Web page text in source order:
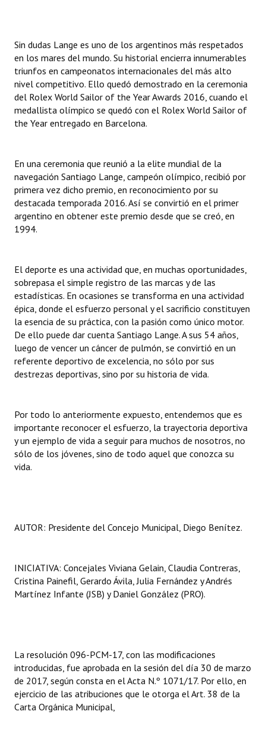
Sin dudas Lange es uno de los argentinos más respetados
en los mares del mundo. Su historial encierra innumerables
triunfos en campeonatos internacionales del más alto
nivel competitivo. Ello quedó demostrado en la ceremonia
del Rolex World Sailor of the Year Awards 2016, cuando el
medallista olímpico se quedó con el Rolex World Sailor of
the Year entregado en Barcelona.
En una ceremonia que reunió a la elite mundial de la
navegación Santiago Lange, campeón olímpico, recibió por
primera vez dicho premio, en reconocimiento por su
destacada temporada 2016. Así se convirtió en el primer
argentino en obtener este premio desde que se creó, en
1994.
El deporte es una actividad que, en muchas oportunidades,
sobrepasa el simple registro de las marcas y de las
estadísticas. En ocasiones se transforma en una actividad
épica, donde el esfuerzo personal y el sacrificio constituyen
la esencia de su práctica, con la pasión como único motor.
De ello puede dar cuenta Santiago Lange. A sus 54 años,
luego de vencer un cáncer de pulmón, se convirtió en un
referente deportivo de excelencia, no sólo por sus
destrezas deportivas, sino por su historia de vida.
Por todo lo anteriormente expuesto, entendemos que es
importante reconocer el esfuerzo, la trayectoria deportiva
y un ejemplo de vida a seguir para muchos de nosotros, no
sólo de los jóvenes, sino de todo aquel que conozca su
vida.
AUTOR: Presidente del Concejo Municipal, Diego Benítez.
INICIATIVA: Concejales Viviana Gelain, Claudia Contreras,
Cristina Painefil, Gerardo Ávila, Julia Fernández y Andrés
Martínez Infante (JSB) y Daniel González (PRO).
La resolución 096-PCM-17, con las modificaciones
introducidas, fue aprobada en la sesión del día 30 de marzo
de 2017, según consta en el Acta N.º 1071/17. Por ello, en
ejercicio de las atribuciones que le otorga el Art. 38 de la
Carta Orgánica Municipal,